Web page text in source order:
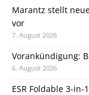
Marantz stellt
vor
7. August 2026
Vorankündigung:
6. August 2026
ESR Foldable 3-